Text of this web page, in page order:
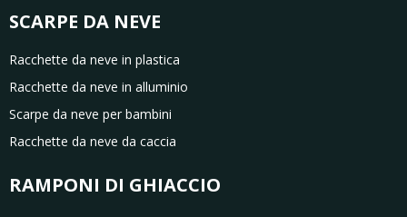
SCARPE DA NEVE
Racchette da neve in plastica
Racchette da neve in alluminio
Scarpe da neve per bambini
Racchette da neve da caccia
RAMPONI DI GHIACCIO